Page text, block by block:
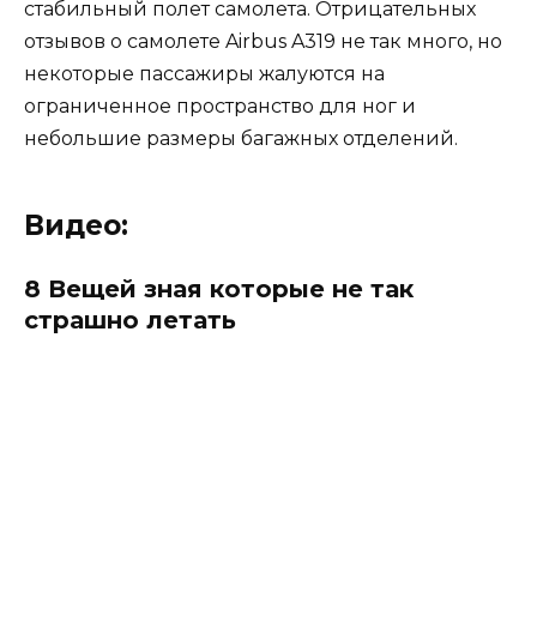
стабильный полет самолета. Отрицательных
отзывов о самолете Airbus A319 не так много, но
некоторые пассажиры жалуются на
ограниченное пространство для ног и
небольшие размеры багажных отделений.
Видео:
8 Вещей зная которые не так
страшно летать